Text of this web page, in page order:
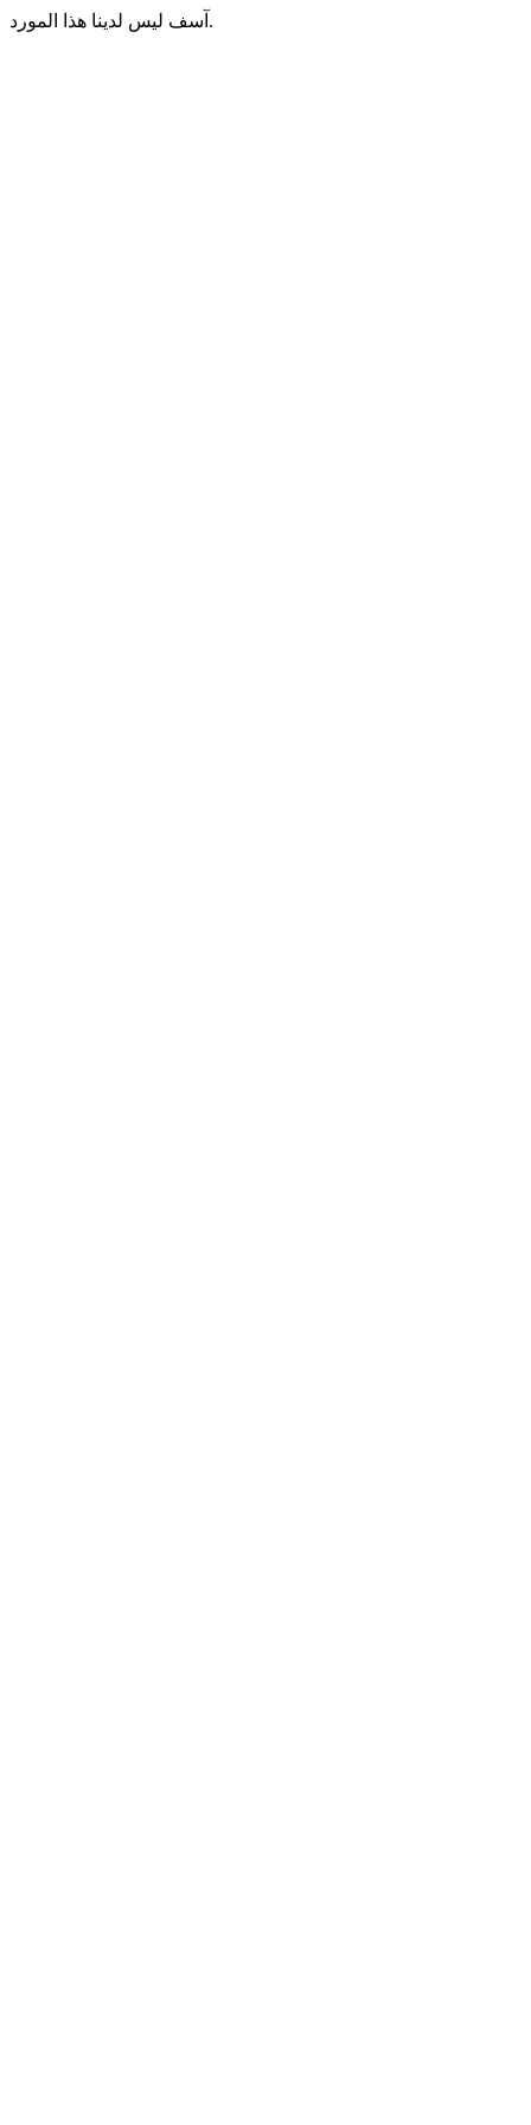
آسف ليس لدينا هذا المورد.